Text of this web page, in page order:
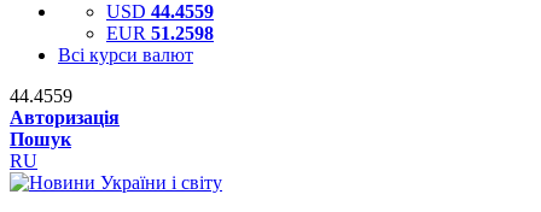
USD 44.4559
EUR 51.2598
Всі курси валют
44.4559
Авторизація
Пошук
RU